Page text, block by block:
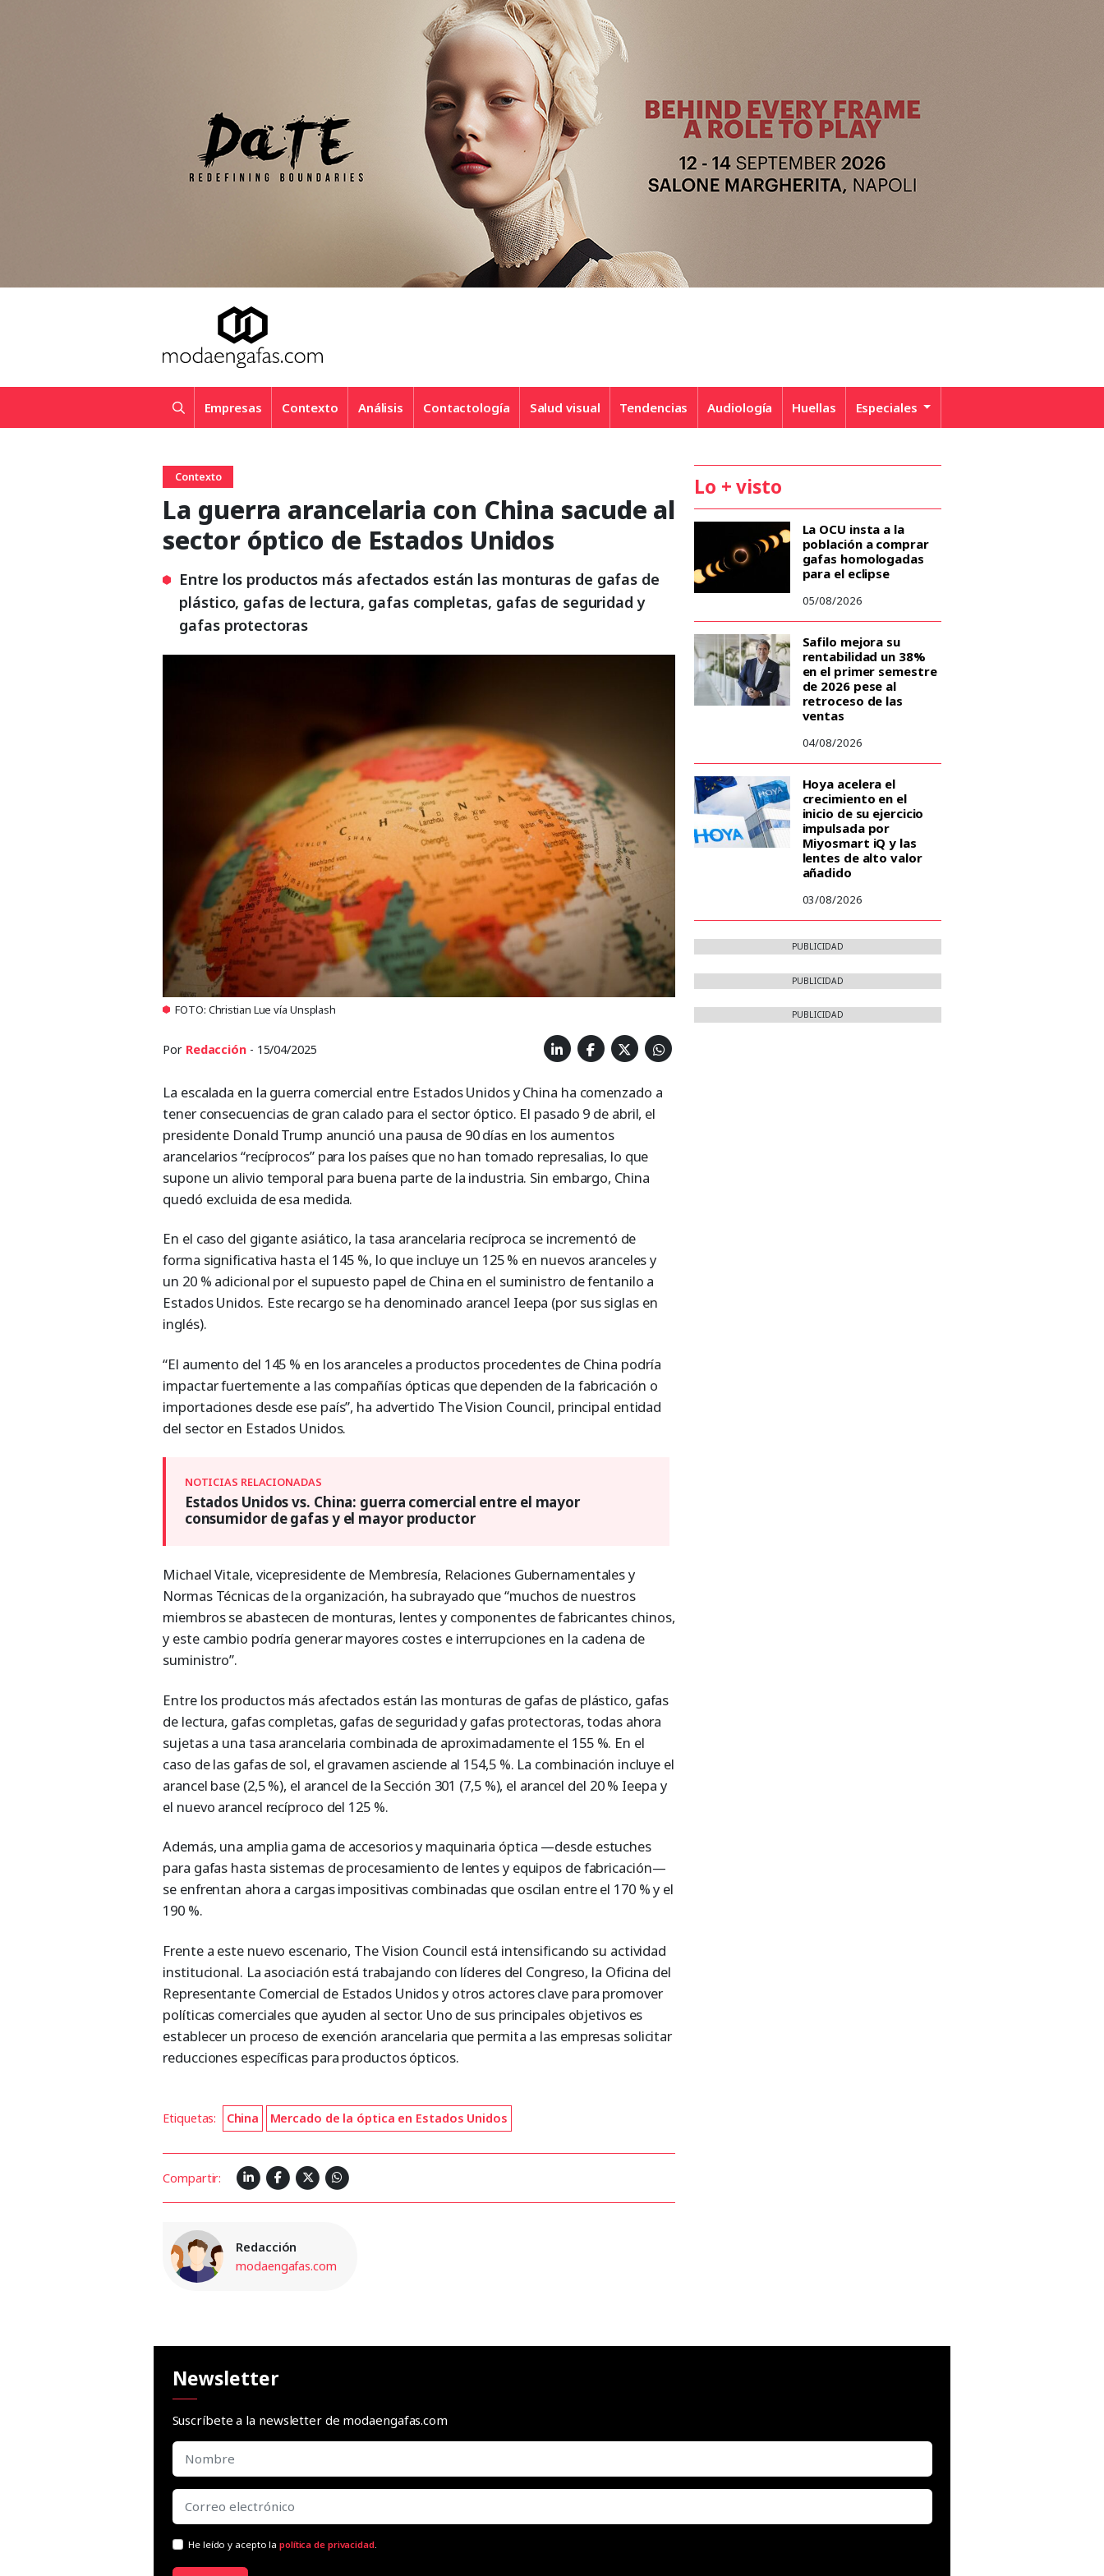
Empresas Contexto Análisis Contactología Salud visual Tendencias Audiología Huellas Especiales
Contexto
La guerra arancelaria con China sacude al
sector óptico de Estados Unidos
Entre los productos más afectados están las monturas de gafas de
plástico, gafas de lectura, gafas completas, gafas de seguridad y
gafas protectoras
FOTO: Christian Lue vía Unsplash
Por Redacción- 15/04/2025
La escalada en la guerra comercial entre Estados Unidos y China ha comenzado a
tener consecuencias de gran calado para el sector óptico. El pasado 9 de abril, el
presidente Donald Trump anunció una pausa de 90 días en los aumentos
arancelarios “recíprocos” para los países que no han tomado represalias, lo que
supone un alivio temporal para buena parte de la industria. Sin embargo, China
quedó excluida de esa medida.
En el caso del gigante asiático, la tasa arancelaria recíproca se incrementó de
forma significativa hasta el 145 %, lo que incluye un 125 % en nuevos aranceles y
un 20 % adicional por el supuesto papel de China en el suministro de fentanilo a
Estados Unidos. Este recargo se ha denominado arancel Ieepa (por sus siglas en
inglés).
“El aumento del 145 % en los aranceles a productos procedentes de China podría
impactar fuertemente a las compañías ópticas que dependen de la fabricación o
importaciones desde ese país”, ha advertido The Vision Council, principal entidad
del sector en Estados Unidos.
Estados Unidos vs. China: guerra comercial entre el mayor
consumidor de gafas y el mayor productor
Michael Vitale, vicepresidente de Membresía, Relaciones Gubernamentales y
Normas Técnicas de la organización, ha subrayado que “muchos de nuestros
miembros se abastecen de monturas, lentes y componentes de fabricantes chinos,
y este cambio podría generar mayores costes e interrupciones en la cadena de
suministro”.
Entre los productos más afectados están las monturas de gafas de plástico, gafas
de lectura, gafas completas, gafas de seguridad y gafas protectoras, todas ahora
sujetas a una tasa arancelaria combinada de aproximadamente el 155 %. En el
caso de las gafas de sol, el gravamen asciende al 154,5 %. La combinación incluye el
arancel base (2,5 %), el arancel de la Sección 301 (7,5 %), el arancel del 20 % Ieepa y
el nuevo arancel recíproco del 125 %.
Además, una amplia gama de accesorios y maquinaria óptica —desde estuches
para gafas hasta sistemas de procesamiento de lentes y equipos de fabricación—
se enfrentan ahora a cargas impositivas combinadas que oscilan entre el 170 % y el
190 %.
Frente a este nuevo escenario, The Vision Council está intensificando su actividad
institucional. La asociación está trabajando con líderes del Congreso, la Oficina del
Representante Comercial de Estados Unidos y otros actores clave para promover
políticas comerciales que ayuden al sector. Uno de sus principales objetivos es
establecer un proceso de exención arancelaria que permita a las empresas solicitar
reducciones específicas para productos ópticos.
Etiquetas: China Mercado de la óptica en Estados Unidos
Compartir:
Redacción
modaengafas.com
Lo + visto
La OCU insta a la
población a comprar
gafas homologadas
para el eclipse
05/08/2026
Safilo mejora su
rentabilidad un 38%
en el primer semestre
de 2026 pese al
retroceso de las
ventas
04/08/2026
Hoya acelera el
crecimiento en el
inicio de su ejercicio
impulsada por
Miyosmart iQ y las
lentes de alto valor
añadido
03/08/2026
PUBLICIDAD
PUBLICIDAD
PUBLICIDAD
Newsletter
Suscríbete a la newsletter de modaengafas.com
He leído y acepto lapolítica de privacidad.